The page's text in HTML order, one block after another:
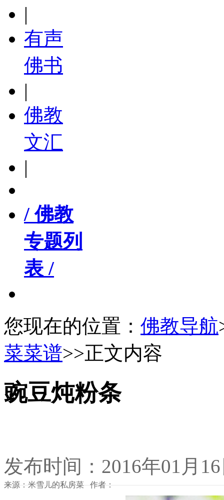
|
有声
佛书
|
佛教
文汇
|
/ 佛教
专题列
表 /
您现在的位置： 佛教导航
菜菜谱>>正文内容
豌豆炖粉条
发布时间：2016年01月
来源：米雪儿的私房菜 作者：